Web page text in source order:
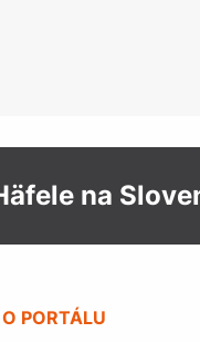
na
O PORTÁLU